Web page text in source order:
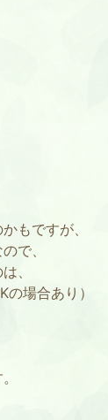
もですが、
で、
、
場合あり）